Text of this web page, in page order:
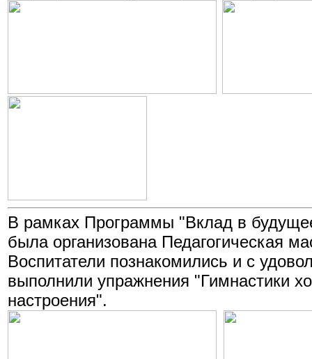
В рамках Программы "Вклад в
была организована Педагогическая
Воспитатели познакомились и с
выполнили упражнения "Гимнастики
настроения".